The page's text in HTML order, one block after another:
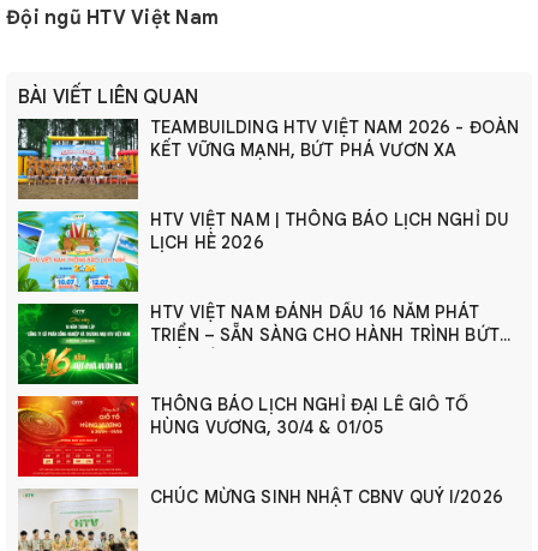
Đội ngũ HTV Việt Nam
BÀI VIẾT LIÊN QUAN
TEAMBUILDING HTV VIỆT NAM 2026 - ĐOÀN
KẾT VỮNG MẠNH, BỨT PHÁ VƯƠN XA
HTV VIỆT NAM | THÔNG BÁO LỊCH NGHỈ DU
LỊCH HÈ 2026
HTV VIỆT NAM ĐÁNH DẤU 16 NĂM PHÁT
TRIỂN – SẴN SÀNG CHO HÀNH TRÌNH BỨT
THÔNG BÁO LỊCH NGHỈ ĐẠI LỄ GIỖ TỔ
HÙNG VƯƠNG, 30/4 & 01/05
CHÚC MỪNG SINH NHẬT CBNV QUÝ I/2026